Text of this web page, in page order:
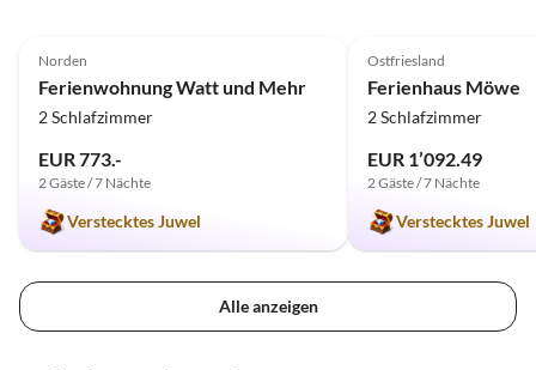
Norden
Ferienwohnung Watt und Mehr
2 Schlafzimmer
EUR 773.-
2 Gäste / 7 Nächte
Verstecktes Juwel
Ostfriesland
Ferienhaus Möwe
2 Schlafzimmer
EUR 1’092.49
2 Gäste / 7 Nächte
Verstecktes Juwel
Alle anzeigen